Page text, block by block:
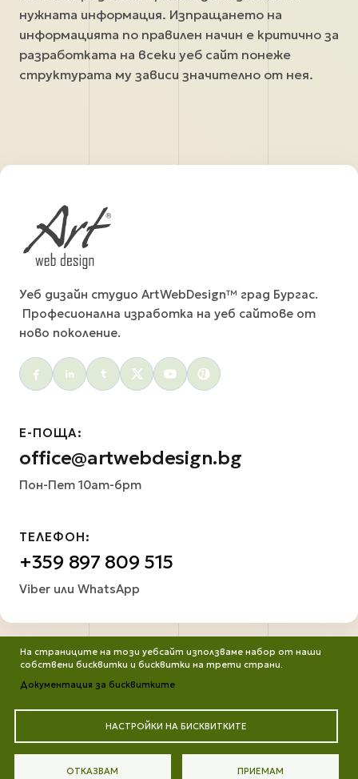
нужната информация. Изпращането на
информацията по правилен начин е критично за
разработката на всеки уеб сайт понеже
структурата му зависи значително от нея.
Уеб дизайн студио ArtWebDesign™ град Бургас.
Професионална изработка на уеб сайтове от
ново поколение.
Social menu
На страниците на този уебсайт използваме набор от наши
собствени бисквитки и бисквитки на трети страни.
Документация за бисквитките
НАСТРОЙКИ НА БИСКВИТКИТЕ
ОТКАЗВАМ ПРИЕМАМ
Е-ПОЩА:
office@artwebdesign.bg
Пон-Пет 10am-6pm
ТЕЛЕФОН:
+359 897 809 515
Viber или WhatsApp
Всички права запазени. Работим от ©2013 до днес
Портфолио
Защита на личните данни
Цени